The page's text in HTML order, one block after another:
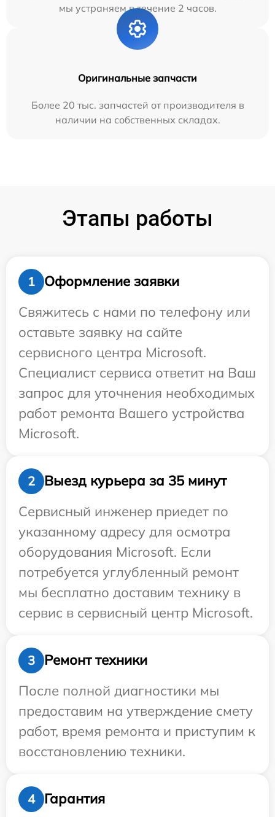
мы устраняем в течение 2 часов.
Оригинальные запчасти
Более 20 тыс. запчастей от производителя в
наличии на собственных складах.
Этапы работы
1
Оформление заявки
Свяжитесь с нами по телефону или
оставьте заявку на сайте
сервисного центра Microsoft.
Специалист сервиса ответит на Ваш
запрос для уточнения необходимых
работ ремонта Вашего устройства
Microsoft.
2
Выезд курьера за 35 минут
Сервисный инженер приедет по
указанному адресу для осмотра
оборудования Microsoft. Если
потребуется углубленный ремонт
мы бесплатно доставим технику в
сервис в сервисный центр Microsoft.
3
Ремонт техники
После полной диагностики мы
предоставим на утверждение смету
работ, время ремонта и приступим к
восстановлению техники.
4 Гарантия